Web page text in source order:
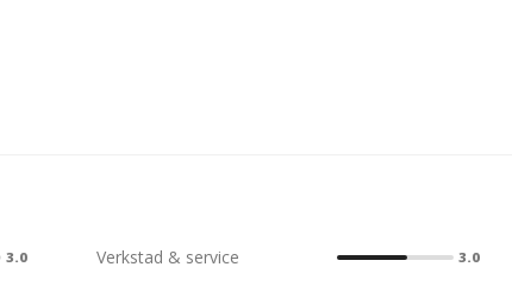
3.0 Verkstad & service 3.0